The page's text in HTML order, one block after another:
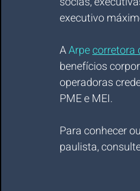
executivo
A Arpe corretora
benefícios
operadoras
PME e MEI.
Para conhecer
paulista,